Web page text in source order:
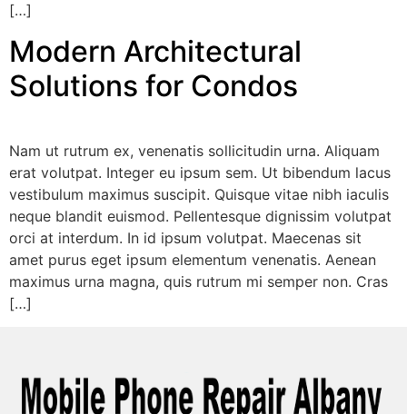
[…]
Modern Architectural
Solutions for Condos
Nam ut rutrum ex, venenatis sollicitudin urna. Aliquam
erat volutpat. Integer eu ipsum sem. Ut bibendum lacus
vestibulum maximus suscipit. Quisque vitae nibh iaculis
neque blandit euismod. Pellentesque dignissim volutpat
orci at interdum. In id ipsum volutpat. Maecenas sit
amet purus eget ipsum elementum venenatis. Aenean
maximus urna magna, quis rutrum mi semper non. Cras
[…]